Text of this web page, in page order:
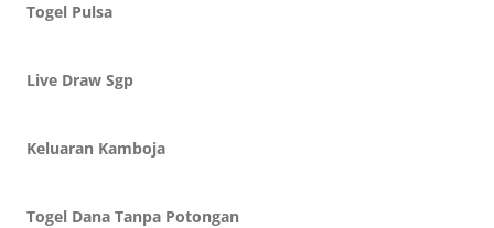
Togel Pulsa
Live Draw Sgp
Keluaran Kamboja
Togel Dana Tanpa Potongan